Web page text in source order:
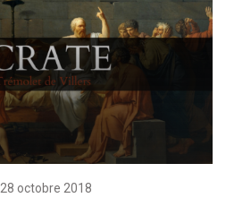
28 octobre 2018